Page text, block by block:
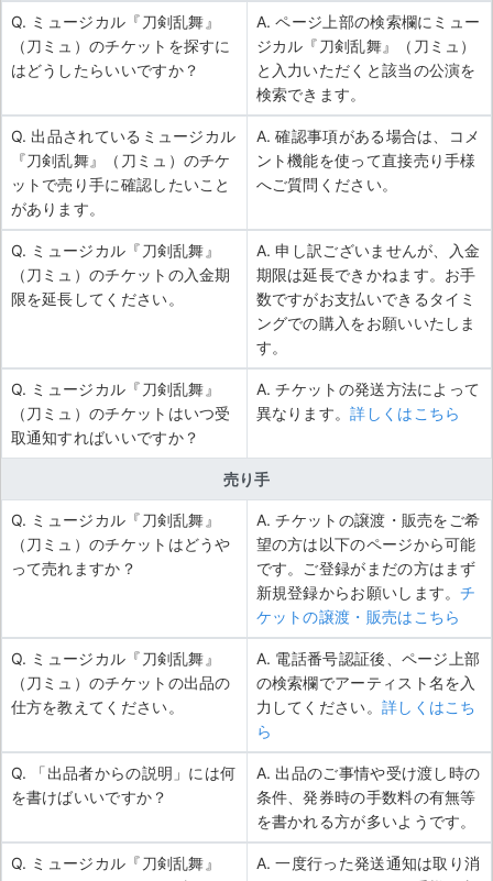
Q. ミュージカル『刀剣乱舞』
（刀ミュ）のチケットを探すに
はどうしたらいいですか？
A. ページ上部の検索欄にミュー
ジカル『刀剣乱舞』（刀ミュ）
と入力いただくと該当の公演を
検索できます。
Q. 出品されているミュージカル
『刀剣乱舞』（刀ミュ）のチケ
ットで売り手に確認したいこと
があります。
A. 確認事項がある場合は、コメ
ント機能を使って直接売り手様
へご質問ください。
Q. ミュージカル『刀剣乱舞』
（刀ミュ）のチケットの入金期
限を延長してください。
A. 申し訳ございませんが、入金
期限は延長できかねます。お手
数ですがお支払いできるタイミ
ングでの購入をお願いいたしま
す。
Q. ミュージカル『刀剣乱舞』
（刀ミュ）のチケットはいつ受
取通知すればいいですか？
A. チケットの発送方法によって
異なります。詳しくはこちら
売り手
Q. ミュージカル『刀剣乱舞』
（刀ミュ）のチケットはどうや
って売れますか？
A. チケットの譲渡・販売をご希
望の方は以下のページから可能
です。ご登録がまだの方はまず
新規登録からお願いします。チ
ケットの譲渡・販売はこちら
Q. ミュージカル『刀剣乱舞』
（刀ミュ）のチケットの出品の
仕方を教えてください。
A. 電話番号認証後、ページ上部
の検索欄でアーティスト名を入
力してください。 詳しくはこち
ら
Q. 「出品者からの説明」には何
を書けばいいですか？
A. 出品のご事情や受け渡し時の
条件、発券時の手数料の有無等
を書かれる方が多いようです。
Q. ミュージカル『刀剣乱舞』
A. 一度行った発送通知は取り消